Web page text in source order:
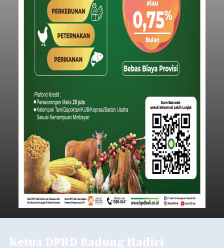
Ketua DPRD Badung Hadiri